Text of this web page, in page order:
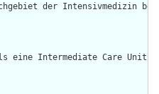
der Intensivmedizin
eine Intermediate Care Unit